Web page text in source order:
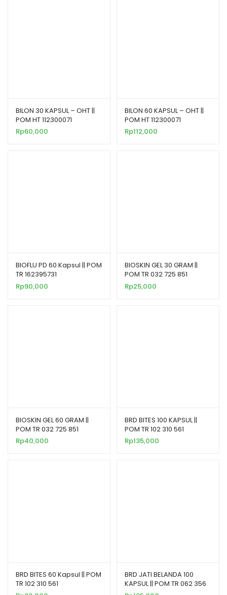
BILON 30 KAPSUL – OHT ||
POM HT 112300071
Rp60,000
BILON 60 KAPSUL – OHT ||
POM HT 112300071
Rp112,000
BIOFLU PD 60 Kapsul || POM
TR 162395731
Rp90,000
BIOSKIN GEL 30 GRAM ||
POM TR 032 725 851
Rp25,000
BIOSKIN GEL 60 GRAM ||
POM TR 032 725 851
Rp40,000
BRD BITES 100 KAPSUL ||
POM TR 102 310 561
Rp135,000
BRD BITES 60 Kapsul || POM
TR 102 310 561
BRD JATI BELANDA 100
KAPSUL || POM TR 062 356
251